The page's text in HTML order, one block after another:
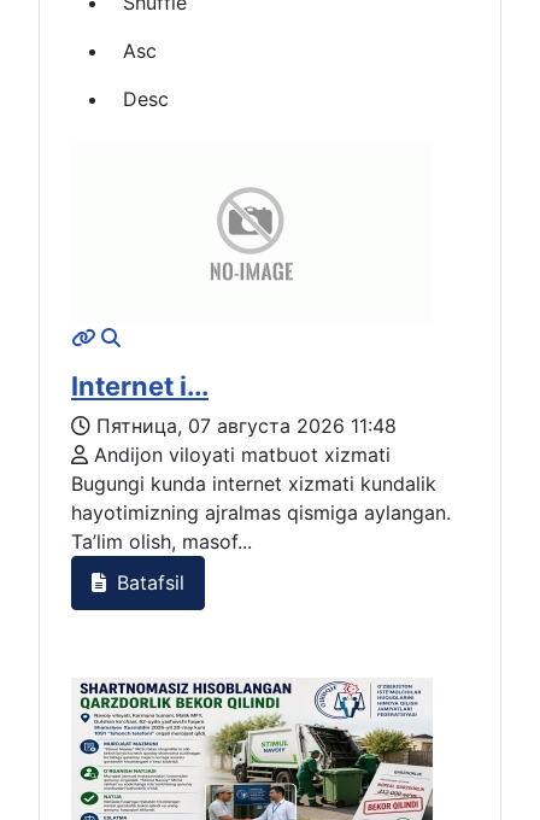
Asc
Desc
Internet i...
Пятница, 07 августа 2026 11:48
Andijon viloyati matbuot xizmati
Bugungi kunda internet xizmati kundalik
hayotimizning ajralmas qismiga aylangan.
Ta’lim olish, masof...
Batafsil